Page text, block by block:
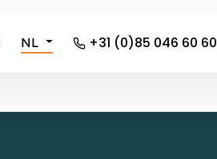
NL +31 (0)85 046 60 60